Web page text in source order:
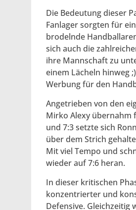
Die Bedeutung dieser
Fanlager sorgten für
brodelnde
sich auch die
ihre Mannschaft zu
einem Lächeln hinweg
Werbung für den
Angetrieben von den
Mirko Alexy übernahm
und 7:3 setzte sich
über dem Strich
Mit viel Tempo und
wieder auf 7:6 heran.
In dieser kritischen
konzentrierter und
Defensive. Gleichzeitig